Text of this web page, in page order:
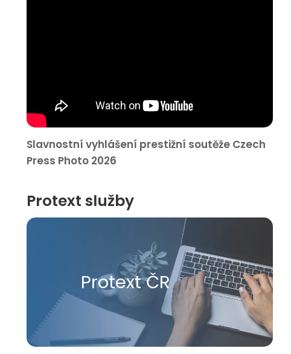
Slavnostní vyhlášení prestižní soutěže Czech
Press Photo 2026
Protext služby
Protext ČR